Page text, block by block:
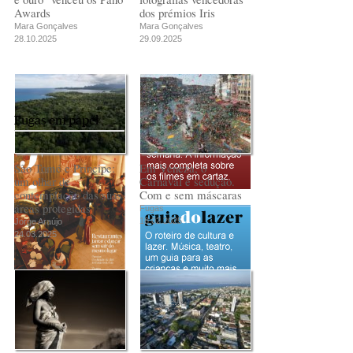
Awards
Mara Gonçalves
28.10.2025
dos prémios Iris
Mara Gonçalves
29.09.2025
São Tomé e Príncipe:
um olhar de
contemplação das suas
áreas protegidas
Jorge Araújo
24.03.2025
Em Veneza, o
Carnaval é sedução.
Com e sem máscaras
Fugas
18.02.2025
Fugas em papel
PUB